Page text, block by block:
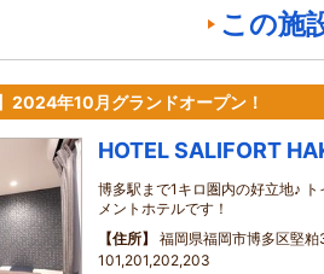
この施
2024年10月グランドオープン！
HOTEL SALIFORT
博多駅まで1キロ圏内の好立地♪
メントホテルです！
住所
福岡県福岡市博多区堅
101,201,202,203